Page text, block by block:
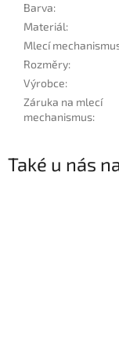
Barva:
Materiál:
Mlecí
Rozměry:
Výrobce:
Záruka na mlecí
mechanismus:
Také u nás